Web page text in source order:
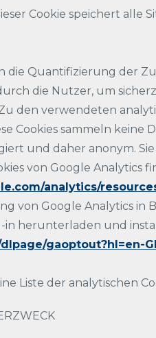
Cookie speichert alle
die Quantifizierung der
die Nutzer, um
den verwendeten
Cookies sammeln
und daher anonym.
von Google Analytics
analytics/
von Google Analytics
herunterladen und
gaoptout?hl=en-
Liste der analytischen